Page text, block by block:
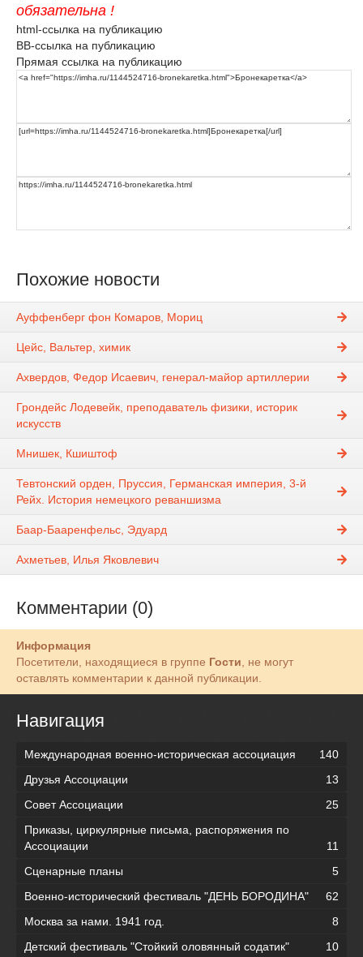
обязательна !
html-ссылка на публикацию
BB-ссылка на публикацию
Прямая ссылка на публикацию
Похожие новости
Ауффенберг фон Комаров, Мориц
Цейс, Вальтер, химик
Ахвердов, Федор Исаевич, генерал-майор артиллерии
Грондейс Лодевейк, преподаватель физики, историк
искусств
Мнишек, Кшиштоф
Тевтонский орден, Пруссия, Германская империя, 3-й
Рейх. История немецкого реваншизма
Баар-Бааренфельс, Эдуард
Ахметьев, Илья Яковлевич
Комментарии (0)
Информация
Посетители, находящиеся в группе Гости , не могут
оставлять комментарии к данной публикации.
Навигация
Международная военно-историческая ассоциация
140
Друзья Ассоциации
13
Совет Ассоциации
25
Приказы, циркулярные письма, распоряжения по
Ассоциации
11
Сценарные планы
5
Военно-исторический фестиваль "ДЕНЬ БОРОДИНА"
62
Москва за нами. 1941 год.
8
Детский фестиваль "Стойкий оловянный содатик"
10